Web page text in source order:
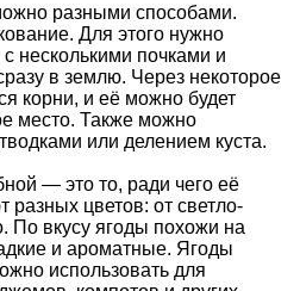
разными способами.
Для этого нужно
с несколькими почками и
в землю. Через некоторое
корни, и её можно будет
место. Также можно
или делением куста.
— это то, ради чего её
цветов: от светло-
По вкусу ягоды похожи на
и ароматные. Ягоды
использовать для